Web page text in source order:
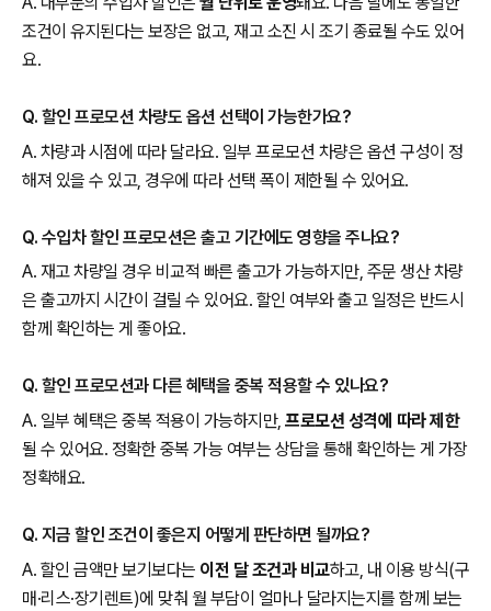
조건이 유지된다는 보장은 없고, 재고 소진 시 조기 종료될 수도 있어
요.
Q. 할인 프로모션 차량도 옵션 선택이 가능한가요?
A. 차량과 시점에 따라 달라요. 일부 프로모션 차량은 옵션 구성이 정
해져 있을 수 있고, 경우에 따라 선택 폭이 제한될 수 있어요.
Q. 수입차 할인 프로모션은 출고 기간에도 영향을 주나요?
A. 재고 차량일 경우 비교적 빠른 출고가 가능하지만, 주문 생산 차량
은 출고까지 시간이 걸릴 수 있어요. 할인 여부와 출고 일정은 반드시
함께 확인하는 게 좋아요.
Q. 할인 프로모션과 다른 혜택을 중복 적용할 수 있나요?
A. 일부 혜택은 중복 적용이 가능하지만, 프로모션 성격에 따라 제한
될 수 있어요. 정확한 중복 가능 여부는 상담을 통해 확인하는 게 가장
정확해요.
Q. 지금 할인 조건이 좋은지 어떻게 판단하면 될까요?
A. 할인 금액만 보기보다는 이전 달 조건과 비교하고, 내 이용 방식(구
매·리스·장기렌트)에 맞춰 월 부담이 얼마나 달라지는지를 함께 보는